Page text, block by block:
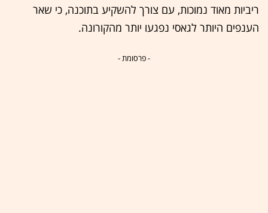
ריביות מאוד נמוכות, עם צורך להשקיע בתוכנה, כי שאר
הענפים היותר לגאסי נפגעו יותר מהקורונה.
- פרסומת -